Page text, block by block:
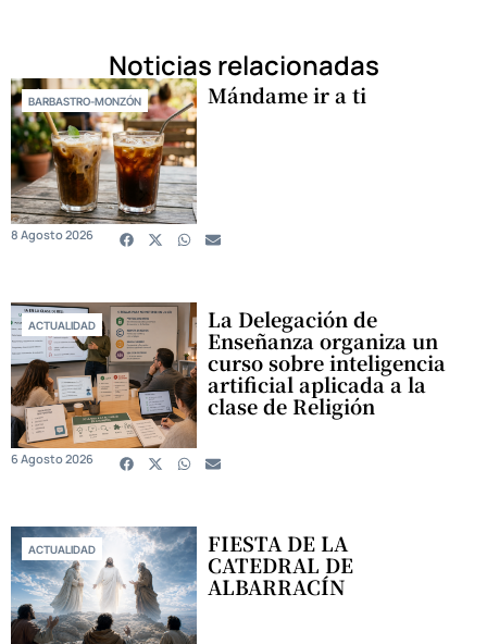
Noticias relacionadas
BARBASTRO-MONZÓN Mándame ir a ti
8 Agosto 2026
ACTUALIDAD La Delegación de
Enseñanza organiza un
curso sobre inteligencia
artificial aplicada a la
clase de Religión
6 Agosto 2026
ACTUALIDAD FIESTA DE LA
CATEDRAL DE
ALBARRACÍN